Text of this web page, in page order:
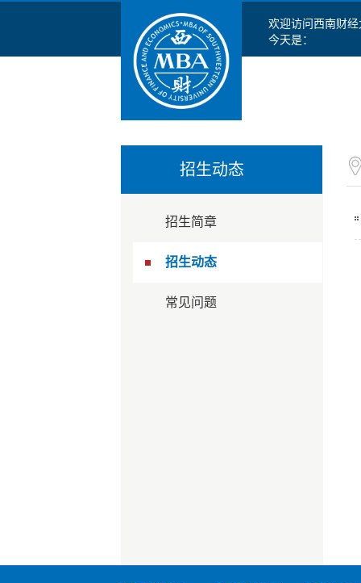
欢迎访问西南财
今天是：
招生动态
招生简章
招生动态
常见问题